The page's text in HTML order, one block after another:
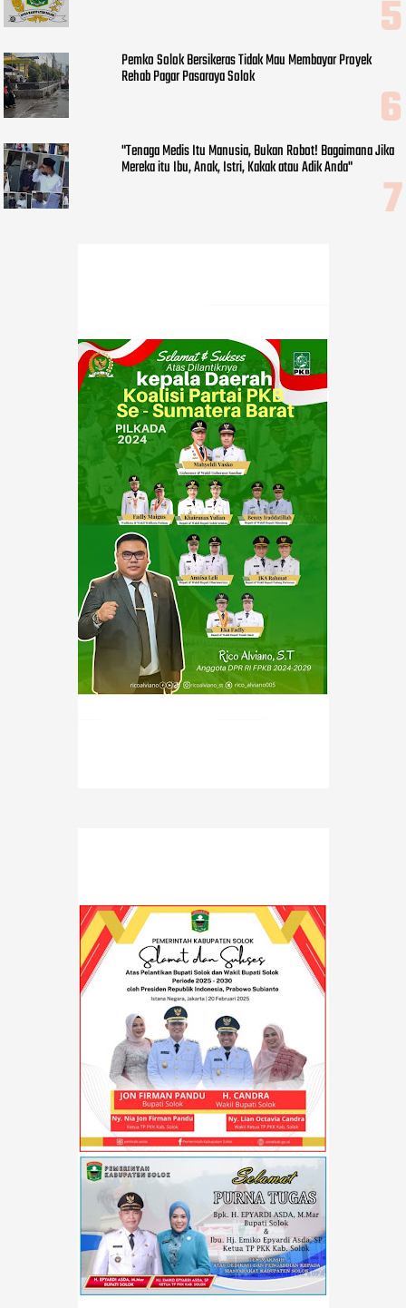
Pemko Solok Bersikeras Tidak Mau Membayar Proyek
Rehab Pagar Pasaraya Solok
"Tenaga Medis Itu Manusia, Bukan Robot! Bagaimana Jika
Mereka itu Ibu, Anak, Istri, Kakak atau Adik Anda"